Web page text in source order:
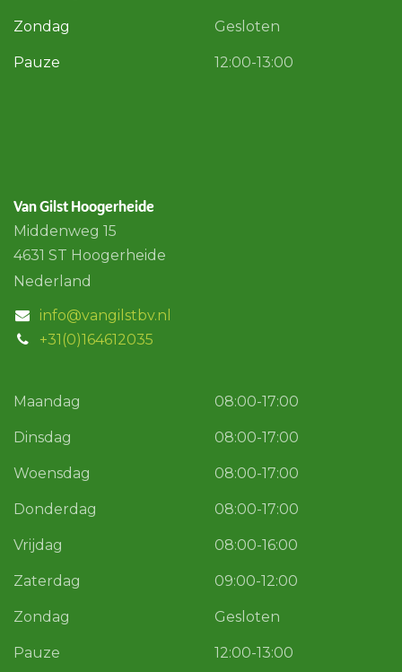
Zondag
Pauze
Gesloten
12:00-13:00
Van Gilst Hoogerheide
Middenweg 15
4631 ST Hoogerheide
Nederland
info@vangilstbv.nl
+31(0)164612035
Maandag
Dinsdag
Woensdag
Donderdag
Vrijdag
Zaterdag
Zondag
Pauze
08:00-17:00
08:00-17:00
08:00-17:00
08:00-17:00
08:00-16:00
09:00-12:00
Gesloten
12:00-13:00